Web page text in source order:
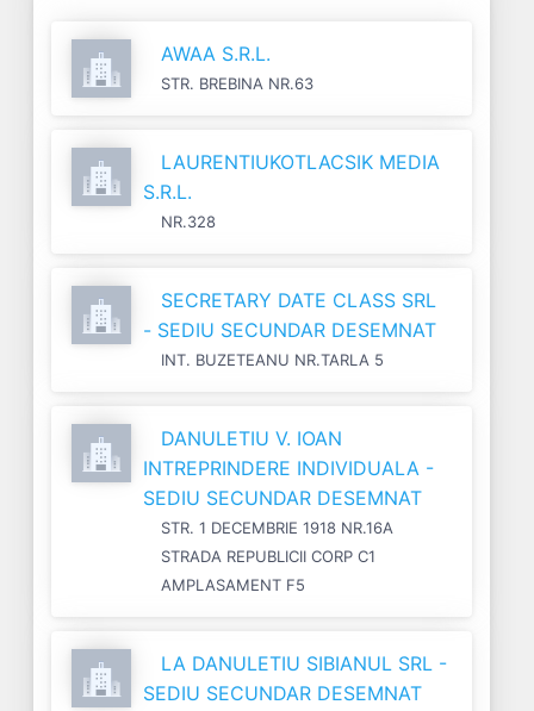
AWAA S.R.L.
STR. BREBINA NR.63
LAURENTIUKOTLACSIK MEDIA
S.R.L.
NR.328
SECRETARY DATE CLASS SRL
- SEDIU SECUNDAR DESEMNAT
INT. BUZETEANU NR.TARLA 5
DANULETIU V. IOAN
INTREPRINDERE INDIVIDUALA -
SEDIU SECUNDAR DESEMNAT
STR. 1 DECEMBRIE 1918 NR.16A
STRADA REPUBLICII CORP C1
AMPLASAMENT F5
LA DANULETIU SIBIANUL SRL -
SEDIU SECUNDAR DESEMNAT